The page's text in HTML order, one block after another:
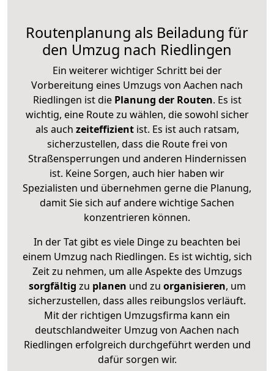
Routenplanung als Beiladung für
den Umzug nach Riedlingen
Ein weiterer wichtiger Schritt bei der
Vorbereitung eines Umzugs von Aachen nach
Riedlingen ist diePlanung der Routen. Es ist
wichtig, eine Route zu wählen, die sowohl sicher
als auch zeiteffizientist. Es ist auch ratsam,
sicherzustellen, dass die Route frei von
Straßensperrungen und anderen Hindernissen
ist. Keine Sorgen, auch hier haben wir
Spezialisten und übernehmen gerne die Planung,
damit Sie sich auf andere wichtige Sachen
konzentrieren können.
In der Tat gibt es viele Dinge zu beachten bei
einem Umzug nach Riedlingen. Es ist wichtig, sich
Zeit zu nehmen, um alle Aspekte des Umzugs
sorgfältig zu planen und zu organisieren, um
sicherzustellen, dass alles reibungslos verläuft.
Mit der richtigen Umzugsfirma kann ein
deutschlandweiter Umzug von Aachen nach
Riedlingen erfolgreich durchgeführt werden und
dafür sorgen wir.